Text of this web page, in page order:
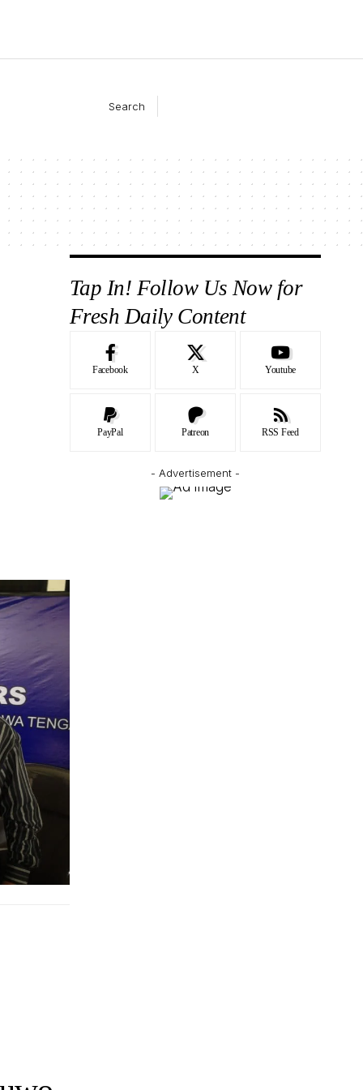
Search
Tap In! Follow Us Now for
Fresh Daily Content
Facebook X Youtube
PayPal Patreon RSS Feed
- Advertisement -